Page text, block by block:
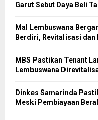
Garut Sebut Daya Beli
Mal Lembuswana
Berdiri, Revitalisasi
MBS Pastikan Tenant
Lembuswana
Dinkes Samarinda
Meski Pembiayaan